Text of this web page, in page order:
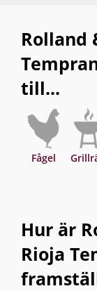
Rolland
till...
Fågel
Hur är
Rioja